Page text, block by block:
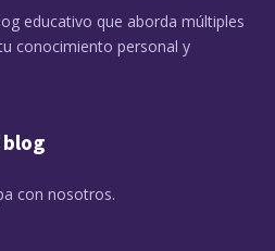
educativo que aborda múltiples
conocimiento personal y
con nosotros.